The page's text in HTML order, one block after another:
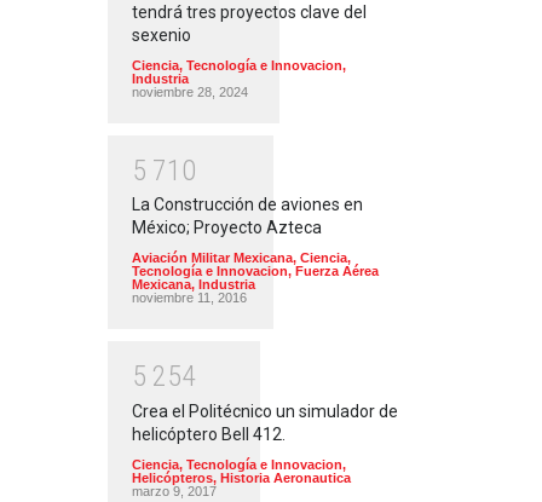
tendrá tres proyectos clave del
sexenio
Ciencia, Tecnología e Innovacion,
Industria
noviembre 28, 2024
5 71 0
La Construcción de aviones en
México; Proyecto Azteca
Aviación Militar Mexicana, Ciencia,
Tecnología e Innovacion, Fuerza Aérea
Mexicana, Industria
noviembre 11, 2016
5 254
Crea el Politécnico un simulador de
helicóptero Bell 412.
Ciencia, Tecnología e Innovacion,
Helicópteros, Historia Aeronautica
marzo 9, 2017